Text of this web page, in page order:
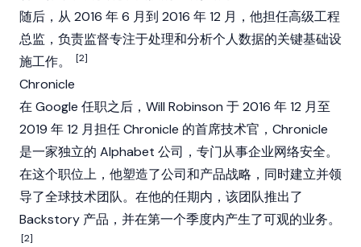
随后，从 2016 年 6 月到 2016 年 12 月，他担任高级工程
总监，负责监督专注于处理和分析个人数据的关键基础设
施工作。
[2]
Chronicle
在 Google 任职之后，Will Robinson 于 2016 年 12 月至
2019 年 12 月担任 Chronicle 的首席技术官，Chronicle
是一家独立的 Alphabet 公司，专门从事企业网络安全。
在这个职位上，他塑造了公司和产品战略，同时建立并领
导了全球技术团队。在他的任期内，该团队推出了
Backstory 产品，并在第一个季度内产生了可观的业务。
[2]